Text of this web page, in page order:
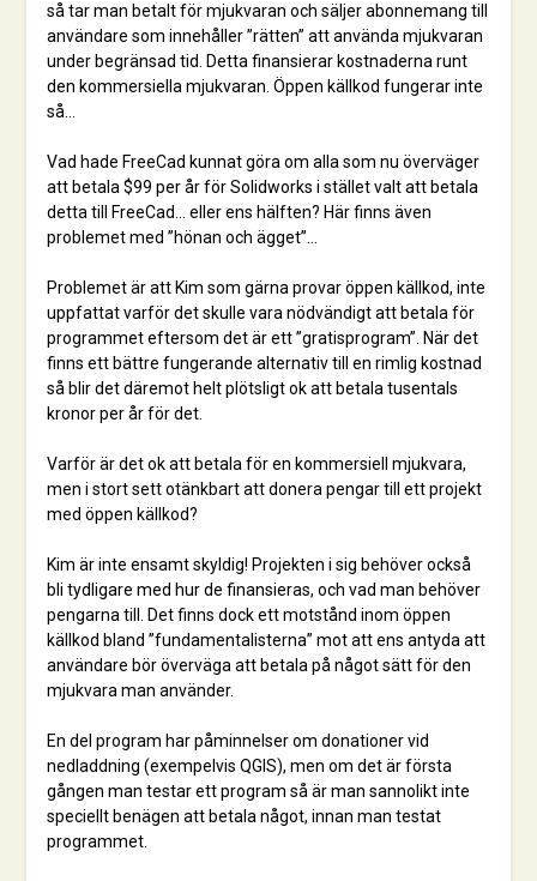
så tar man betalt för mjukvaran och säljer abonnemang till
användare som innehåller ”rätten” att använda mjukvaran
under begränsad tid. Detta finansierar kostnaderna runt
den kommersiella mjukvaran. Öppen källkod fungerar inte
så…
Vad hade FreeCad kunnat göra om alla som nu överväger
att betala $99 per år för Solidworks i stället valt att betala
detta till FreeCad… eller ens hälften? Här finns även
problemet med ”hönan och ägget”…
Problemet är att Kim som gärna provar öppen källkod, inte
uppfattat varför det skulle vara nödvändigt att betala för
programmet eftersom det är ett ”gratisprogram”. När det
finns ett bättre fungerande alternativ till en rimlig kostnad
så blir det däremot helt plötsligt ok att betala tusentals
kronor per år för det.
Varför är det ok att betala för en kommersiell mjukvara,
men i stort sett otänkbart att donera pengar till ett projekt
med öppen källkod?
Kim är inte ensamt skyldig! Projekten i sig behöver också
bli tydligare med hur de finansieras, och vad man behöver
pengarna till. Det finns dock ett motstånd inom öppen
källkod bland ”fundamentalisterna” mot att ens antyda att
användare bör överväga att betala på något sätt för den
mjukvara man använder.
En del program har påminnelser om donationer vid
nedladdning (exempelvis QGIS), men om det är första
gången man testar ett program så är man sannolikt inte
speciellt benägen att betala något, innan man testat
programmet.